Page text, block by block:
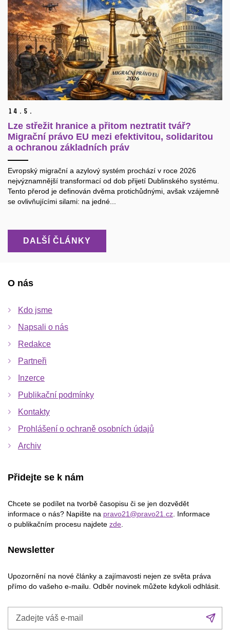
14. 5.
Lze střežit hranice a přitom neztratit tvář?
Migrační právo EU mezi efektivitou, solidaritou
a ochranou základních práv
Evropský migrační a azylový systém prochází v roce 2026
nejvýznamnější transformací od dob přijetí Dublinského systému.
Tento přerod je definován dvěma protichůdnými, avšak vzájemně
se ovlivňujícími silami: na jedné...
DALŠÍ ČLÁNKY
O nás
Kdo jsme
Napsali o nás
Redakce
Partneři
Inzerce
Publikační podmínky
Kontakty
Prohlášení o ochraně osobních údajů
Archiv
Přidejte se k nám
Chcete se podílet na tvorbě časopisu či se jen dozvědět
informace o nás? Napište na pravo21@pravo21.cz. Informace
o publikačním procesu najdete zde.
Newsletter
Upozornění na nové články a zajímavosti nejen ze světa práva
přímo do vašeho e-mailu. Odběr novinek můžete kdykoli odhlásit.
Zadejte